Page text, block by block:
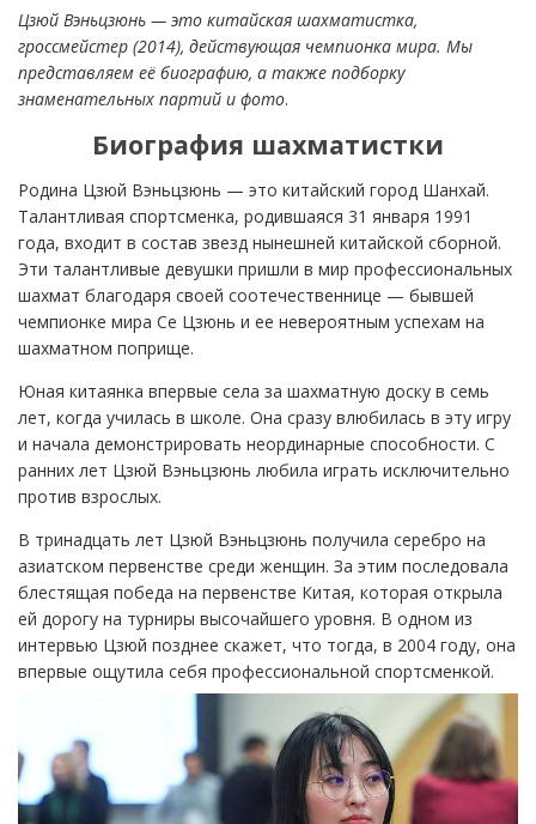
Цзюй Вэньцзюнь — это китайская шахматистка,
гроссмейстер (2014), действующая чемпионка мира. Мы
представляем её биографию, а также подборку
знаменательных партий и фото.
Биография шахматистки
Родина Цзюй Вэньцзюнь — это китайский город Шанхай.
Талантливая спортсменка, родившаяся 31 января 1991
года, входит в состав звезд нынешней китайской сборной.
Эти талантливые девушки пришли в мир профессиональных
шахмат благодаря своей соотечественнице — бывшей
чемпионке мира Се Цзюнь и ее невероятным успехам на
шахматном поприще.
Юная китаянка впервые села за шахматную доску в семь
лет, когда училась в школе. Она сразу влюбилась в эту игру
и начала демонстрировать неординарные способности. С
ранних лет Цзюй Вэньцзюнь любила играть исключительно
против взрослых.
В тринадцать лет Цзюй Вэньцзюнь получила серебро на
азиатском первенстве среди женщин. За этим последовала
блестящая победа на первенстве Китая, которая открыла
ей дорогу на турниры высочайшего уровня. В одном из
интервью Цзюй позднее скажет, что тогда, в 2004 году, она
впервые ощутила себя профессиональной спортсменкой.